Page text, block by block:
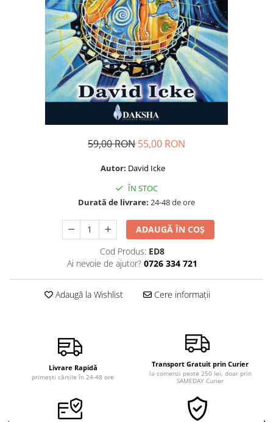
Astrologie
Seria Montauk
Seria Chico Xavier
Viata după moarte
Vindecare
Psihologie practică
Sexualitate
Lumea îngerilor
Seria Masaru Emoto
59,00 RON 55,00 RON
Autor: David Icke
ÎN STOC
Durată de livrare: 24-48 de ore
ADAUGĂ ÎN COȘ
Cod Produs: ED8
Ai nevoie de ajutor? 0726 334 721
Adaugă la Wishlist Cere informații
Livrare Rapidă
primești cărțile în 24-48 ore
Transport Gratuit prin Curier
la comenzi peste 250 lei, doar prin
SAMEDAY Curier